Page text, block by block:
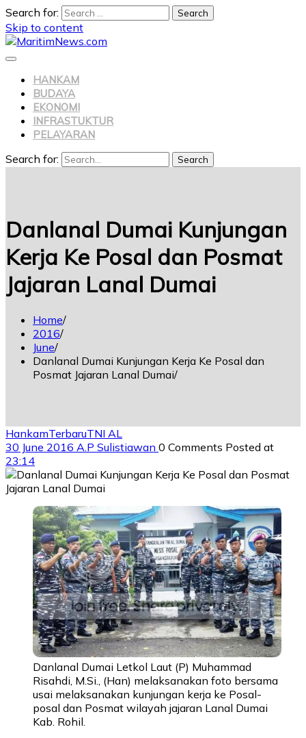
Search for:
Skip to content
HANKAM
BUDAYA
EKONOMI
INFRASTUKTUR
PELAYARAN
Search for: Search
Danlanal Dumai Kunjungan
Kerja Ke Posal dan Posmat
Jajaran Lanal Dumai
Home
2016
June
Danlanal Dumai Kunjungan Kerja Ke Posal dan
Posmat Jajaran Lanal Dumai
HankamTerbaruTNI AL
30 June 2016 A.P Sulistiawan 0 Comments Posted at
23:14
Danlanal Dumai Letkol Laut (P) Muhammad
Risahdi, M.Si., (Han) melaksanakan foto bersama
usai melaksanakan kunjungan kerja ke Posal-
posal dan Posmat wilayah jajaran Lanal Dumai
Kab. Rohil.